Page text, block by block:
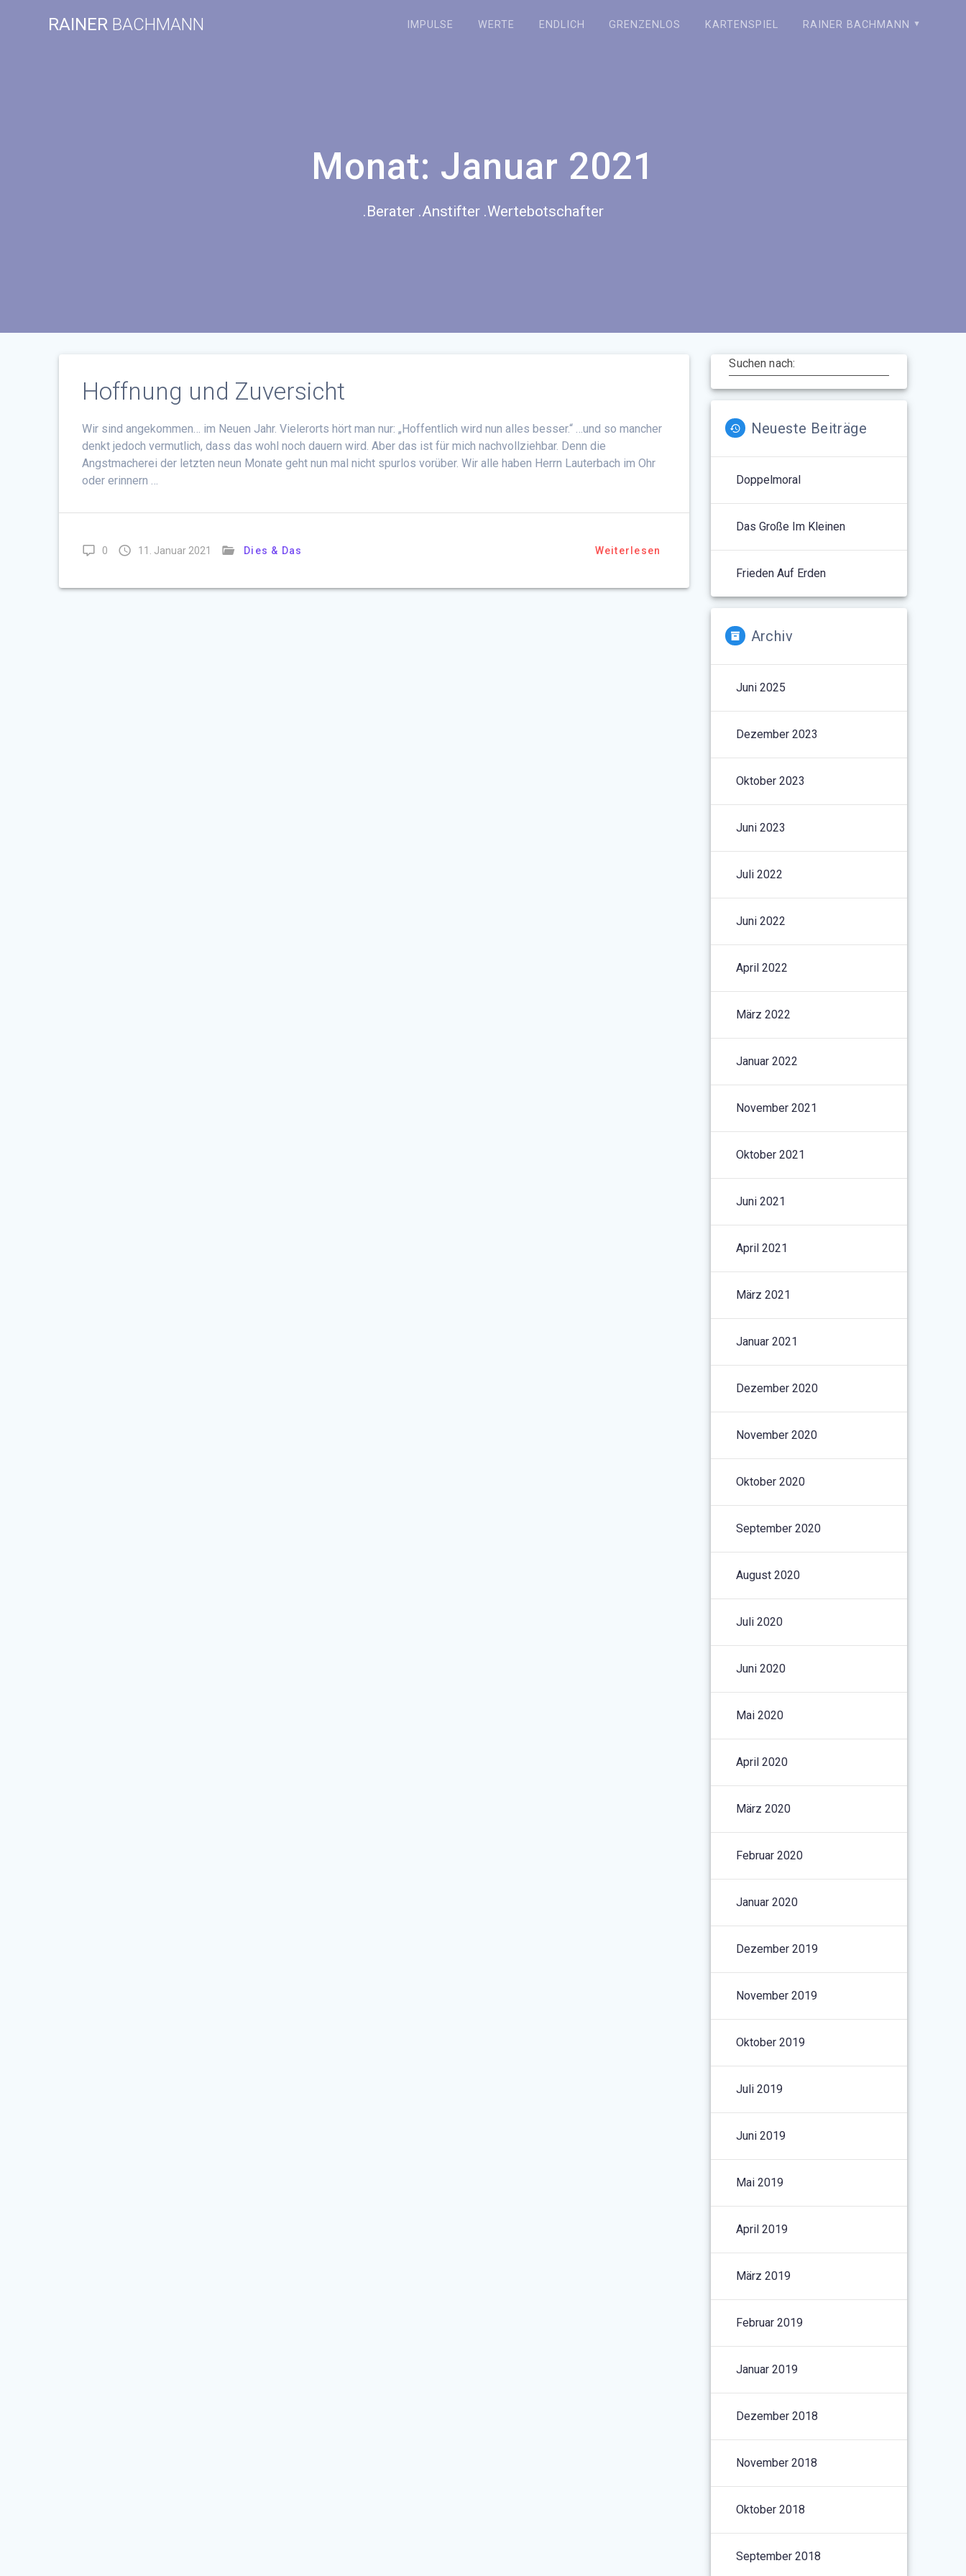
RAINER BACHMANN IMPULSE WERTE ENDLICH GRENZENLOS KARTENSPIEL RAINER BACHMANN
Monat: Januar 2021
.Berater .Anstifter .Wertebotschafter
Hoffnung und Zuversicht
Wir sind angekommen… im Neuen Jahr. Vielerorts hört man nur: „Hoffentlich wird nun alles besser.“ …und so mancher
denkt jedoch vermutlich, dass das wohl noch dauern wird. Aber das ist für mich nachvollziehbar. Denn die
Angstmacherei der letzten neun Monate geht nun mal nicht spurlos vorüber. Wir alle haben Herrn Lauterbach im Ohr
oder erinnern …
0 11. Januar 2021 Dies & Das Weiterlesen
Suchen nach:
Neueste Beiträge
Doppelmoral
Das Große Im Kleinen
Frieden Auf Erden
Archiv
Juni 2025
Dezember 2023
Oktober 2023
Juni 2023
Juli 2022
Juni 2022
April 2022
März 2022
Januar 2022
November 2021
Oktober 2021
Juni 2021
April 2021
März 2021
Januar 2021
Dezember 2020
November 2020
Oktober 2020
September 2020
August 2020
Juli 2020
Juni 2020
Mai 2020
April 2020
März 2020
Februar 2020
Januar 2020
Dezember 2019
November 2019
Oktober 2019
Juli 2019
Juni 2019
Mai 2019
April 2019
März 2019
Februar 2019
Januar 2019
Dezember 2018
November 2018
Oktober 2018
September 2018